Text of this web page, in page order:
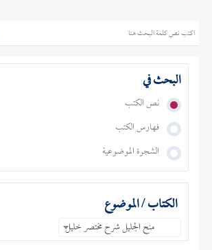
البحث في
نص الكتب
فهارس الكتب
الشجرة الموضوعية
الكتاب / الموضوع
منح الجليل شرح مختصر خليل